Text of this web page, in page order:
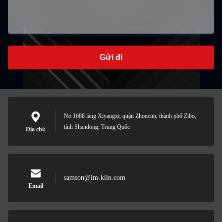
Gửi đi
Địa chỉ:
No.1688 làng Xiyangxi, quận Zhoucun, thành phố Zibo,
tỉnh Shandong, Trung Quốc
Email
samson@lm-kiln.com